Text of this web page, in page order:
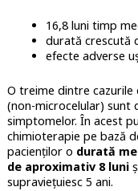
16,8 luni timp
durată crescută
efecte adverse
O treime dintre cazurile
(non-microcelular) sunt
simptomelor. În acest
chimioterapie pe bază
pacienților o durată
de aproximativ 8 luni
supraviețuiesc 5 ani.